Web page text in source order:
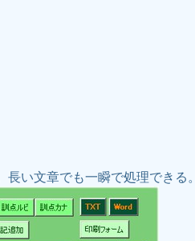
文章でも一瞬で処理できる。